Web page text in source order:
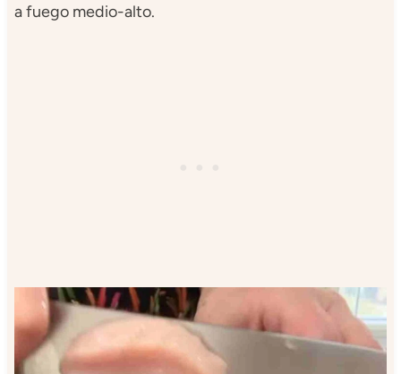
a fuego medio-alto.